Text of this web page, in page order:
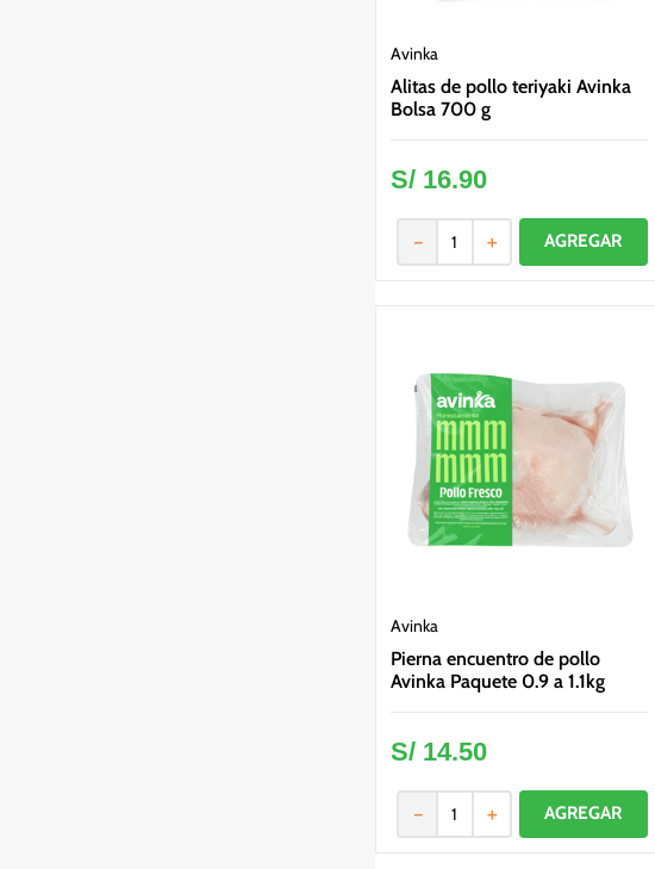
Avinka
Alitas de pollo teriyaki Avinka
Bolsa 700 g
S/ 16.90
＋
－
Avinka
Pierna encuentro de pollo
Avinka Paquete 0.9 a 1.1kg
S/ 14.50
＋
－